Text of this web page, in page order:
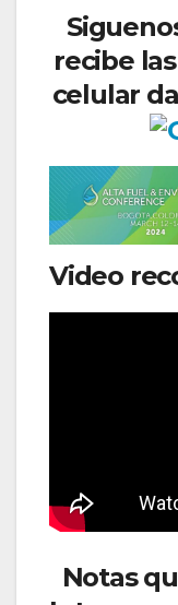
recibe
celular
Video
Notas